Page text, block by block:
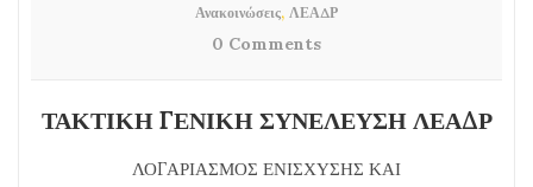
Ανακοινώσεις, ΛΕΑΔΡ
0 Comments
ΤΑΚΤΙΚΗ ΓΕΝΙΚΗ ΣΥΝΕΛΕΥΣΗ ΛΕΑΔΡ
ΛΟΓΑΡΙΑΣΜΟΣ ΕΝΙΣΧΥΣΗΣ ΚΑΙ